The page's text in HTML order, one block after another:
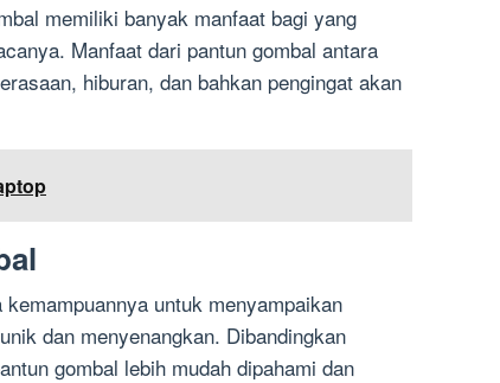
memiliki banyak manfaat bagi yang
Manfaat dari pantun gombal antara
hiburan, dan bahkan pengingat akan
untuk menyampaikan
dan menyenangkan. Dibandingkan
gombal lebih mudah dipahami dan